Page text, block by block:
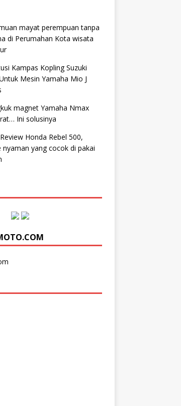
mayat perempuan tanpa
di Perumahan Kota wisata
Kampas Kopling Suzuki
Mesin Yamaha Mio J
magnet Yamaha Nmax
Ini solusinya
Honda Rebel 500,
nyaman yang cocok di pakai